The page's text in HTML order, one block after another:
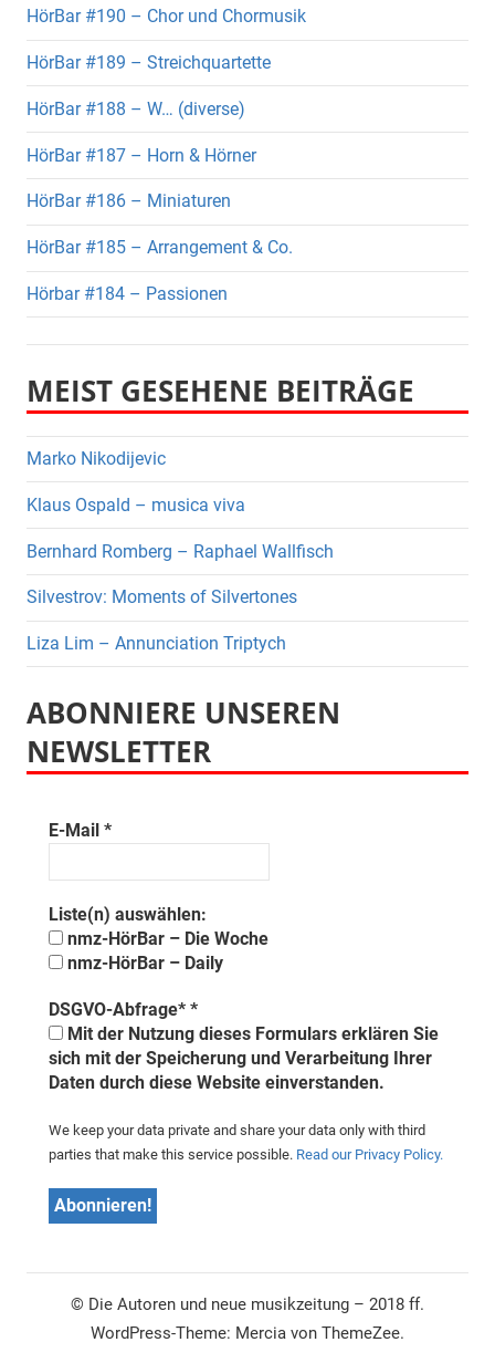
HörBar #190 – Chor und Chormusik
HörBar #189 – Streichquartette
HörBar #188 – W… (diverse)
HörBar #187 – Horn & Hörner
HörBar #186 – Miniaturen
HörBar #185 – Arrangement & Co.
Hörbar #184 – Passionen
MEIST GESEHENE BEITRÄGE
Marko Nikodijevic
Klaus Ospald – musica viva
Bernhard Romberg – Raphael Wallfisch
Silvestrov: Moments of Silvertones
Liza Lim – Annunciation Triptych
ABONNIERE UNSEREN
NEWSLETTER
E-Mail *
Liste(n) auswählen:
nmz-HörBar – Die Woche
nmz-HörBar – Daily
DSGVO-Abfrage* *
Mit der Nutzung dieses Formulars erklären Sie
sich mit der Speicherung und Verarbeitung Ihrer
Daten durch diese Website einverstanden.
We keep your data private and share your data only with third
parties that make this service possible. Read our Privacy Policy.
© Die Autoren und neue musikzeitung – 2018 ff.
WordPress-Theme: Mercia von ThemeZee.